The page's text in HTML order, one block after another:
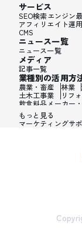
サービス
SEO検索エンジン
アフィリエイト運用
CMS
ニュース一覧
ニュース一覧
メディア
記事一覧
業種別の活用方
農業・畜産 林業
土木工事業
リフ
飲食料品メーカー
飼料・ペットフー
木材・建材メーカー
家具・オフィス用
印刷・製本・印刷
医薬品メーカー・
香水メーカー・製
ワックス・整髪料
歯磨き粉・日焼け
石油・ゴム・プラ
皮革製造・皮革品
ガラス・炭素・コ
金属・鉄鋼・非金
金属加工品メーカ
もっと見る
マーケティングサ